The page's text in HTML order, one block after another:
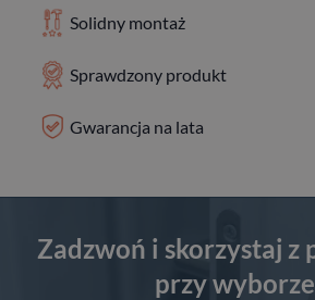
Solidny montaż
Sprawdzony produkt
Gwarancja na lata
Zadzwoń i skorzystaj z
przy